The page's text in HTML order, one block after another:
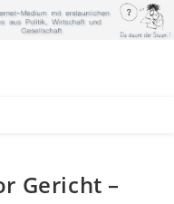
Gericht –